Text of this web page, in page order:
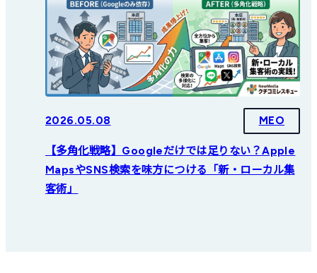
2026.05.08 MEO
【多角化戦略】Googleだけでは足りない？Apple
MapsやSNS検索を味方につける「新・ローカル集
客術」